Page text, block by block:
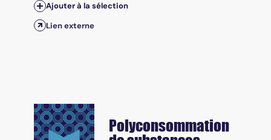
Ajouter à la sélection
Lien externe
Polyconsommation